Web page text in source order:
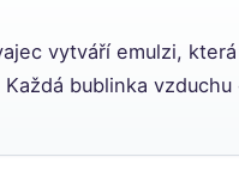
vytváří emulzi,
bublinka